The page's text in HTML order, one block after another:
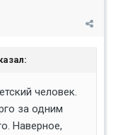
человек.
за одним
Наверное,